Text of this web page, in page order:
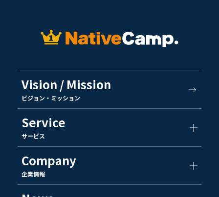
Vision / Mission
ビジョン・ミッション
Service
サービス
Company
企業情報